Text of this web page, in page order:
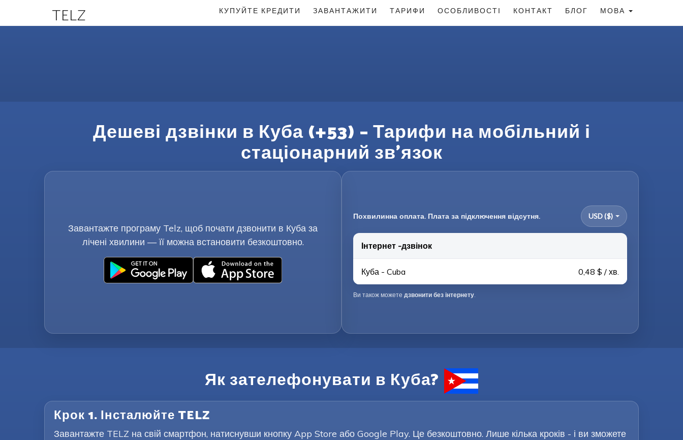
TELZ КУПУЙТЕ КРЕДИТИ ЗАВАНТАЖИТИ ТАРИФИ ОСОБЛИВОСТІ КОНТАКТ БЛОГ МОВА
Дешеві дзвінки в Куба (+53) – Тарифи на мобільний і
стаціонарний зв’язок
Завантажте програму Telz, щоб почати дзвонити в Куба за
лічені хвилини — її можна встановити безкоштовно.
Похвилинна оплата. Плата за підключення відсутня. USD ($)
Інтернет -дзвінок
Куба - Cuba 0,48 $ / хв.
Ви також можете дзвонити без інтернету
Як зателефонувати в Куба?
Крок 1. Інсталюйте TELZ
Завантажте TELZ на свій смартфон, натиснувши кнопку App Store або Google Play. Це безкоштовно. Лише кілька кроків - і ви зможете